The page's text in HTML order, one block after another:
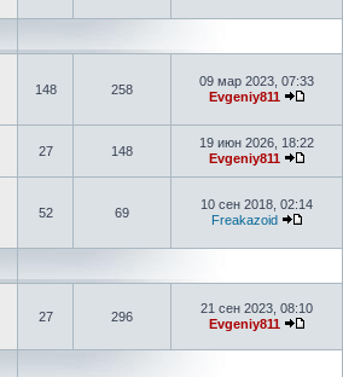
148 258
09 мар 2023, 07:33
Evgeniy811
27 148
19 июн 2026, 18:22
Evgeniy811
52 69
10 сен 2018, 02:14
Freakazoid
27 296
21 сен 2023, 08:10
Evgeniy811